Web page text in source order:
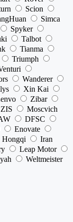
Scion
Simca
Spyker
Talbot
Tianma
Triumph
Wanderer
Xin Kai
Zibar
ZIS
Moscvich
DFSC
Enovate
Hongqi
Iran
Leap Motor
Weltmeister